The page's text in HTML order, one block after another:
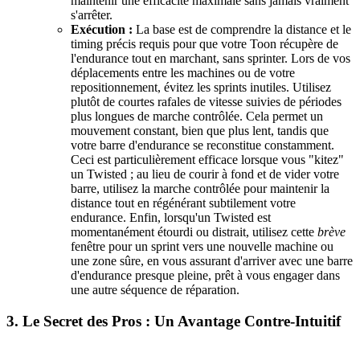
s'arrêter.
Exécution : La base est de comprendre la distance et le
timing précis requis pour que votre Toon récupère de
l'endurance tout en marchant, sans sprinter. Lors de vos
déplacements entre les machines ou de votre
repositionnement, évitez les sprints inutiles. Utilisez
plutôt de courtes rafales de vitesse suivies de périodes
plus longues de marche contrôlée. Cela permet un
mouvement constant, bien que plus lent, tandis que
votre barre d'endurance se reconstitue constamment.
Ceci est particulièrement efficace lorsque vous "kitez"
un Twisted ; au lieu de courir à fond et de vider votre
barre, utilisez la marche contrôlée pour maintenir la
distance tout en régénérant subtilement votre
endurance. Enfin, lorsqu'un Twisted est
momentanément étourdi ou distrait, utilisez cette brève
fenêtre pour un sprint vers une nouvelle machine ou
une zone sûre, en vous assurant d'arriver avec une barre
d'endurance presque pleine, prêt à vous engager dans
une autre séquence de réparation.
3. Le Secret des Pros : Un Avantage Contre-Intuitif